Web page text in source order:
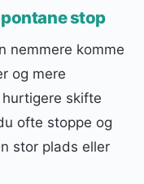
stop
nemmere komme
og mere
skifte
ofte stoppe og
stor plads eller